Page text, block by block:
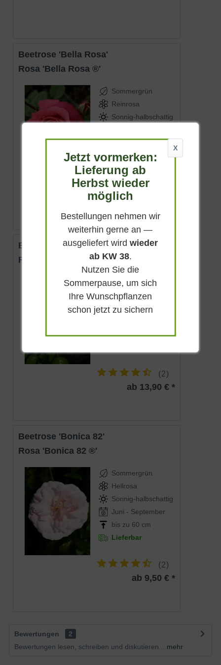
Beetrose 'Bella Rosa'
Rosa 'Bella Rosa ®'
Sommergrün
Reinrosa
Sonnig-halbschattig
40 - 60 cm
Lieferbar
ab 13,90 € *
Beetrose 'Bernstein Rose'
Rosa 'Bernstein Rose ®'
Sommergrün
Gelborange
Sonnig-halbschattig
bis zu 60 cm
(2)
ab 13,90 € *
Beetrose 'Bonica 82'
Rosa 'Bonica 82 ®'
Sommergrün
Hellrosa
Sonnig-halbschattig
Juni - September
bis zu 60 cm
Lieferbar
(2)
ab 9,50 € *
Bewertungen
2
Bewertungen lesen, schreiben und diskutieren...
mehr
X
Jetzt vormerken:
Lieferung ab
Herbst wieder
möglich
Bestellungen nehmen wir
weiterhin gerne an —
ausgeliefert wirdwieder
ab KW 38.
Nutzen Sie die
Sommerpause, um sich
Ihre Wunschpflanzen
schon jetzt zu sichern